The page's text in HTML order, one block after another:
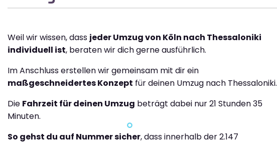
Weil wir wissen, dass jeder Umzug von Köln nach Thessaloniki
individuell ist, beraten wir dich gerne ausführlich.
Im Anschluss erstellen wir gemeinsam mit dir ein
maßgeschneidertes Konzept für deinen Umzug nach Thessaloniki.
Die Fahrzeit für deinen Umzug beträgt dabei nur 21 Stunden 35
Minuten.
So gehst du auf Nummer sicher, dass innerhalb der 2.147